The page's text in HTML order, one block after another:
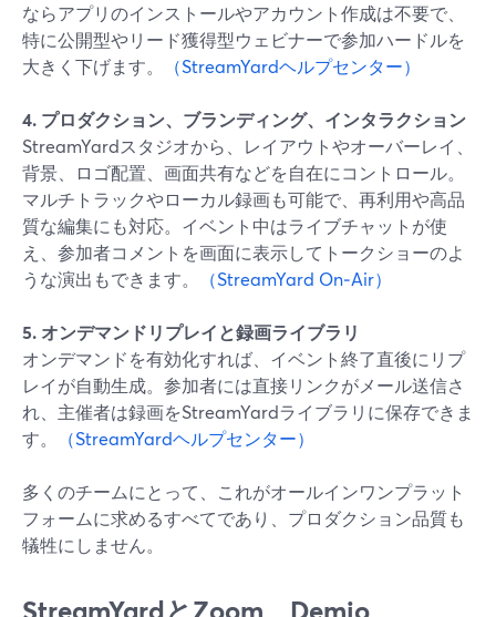
ならアプリのインストールやアカウント作成は不要で、
特に公開型やリード獲得型ウェビナーで参加ハードルを
大きく下げます。
（StreamYardヘルプセンター）
4. プロダクション、ブランディング、インタラクション
StreamYardスタジオから、レイアウトやオーバーレイ、
背景、ロゴ配置、画面共有などを自在にコントロール。
マルチトラックやローカル録画も可能で、再利用や高品
質な編集にも対応。イベント中はライブチャットが使
え、参加者コメントを画面に表示してトークショーのよ
うな演出もできます。
（StreamYard On‑Air）
5. オンデマンドリプレイと録画ライブラリ
オンデマンドを有効化すれば、イベント終了直後にリプ
レイが自動生成。参加者には直接リンクがメール送信さ
れ、主催者は録画をStreamYardライブラリに保存できま
す。
（StreamYardヘルプセンター）
多くのチームにとって、これがオールインワンプラット
フォームに求めるすべてであり、プロダクション品質も
犠牲にしません。